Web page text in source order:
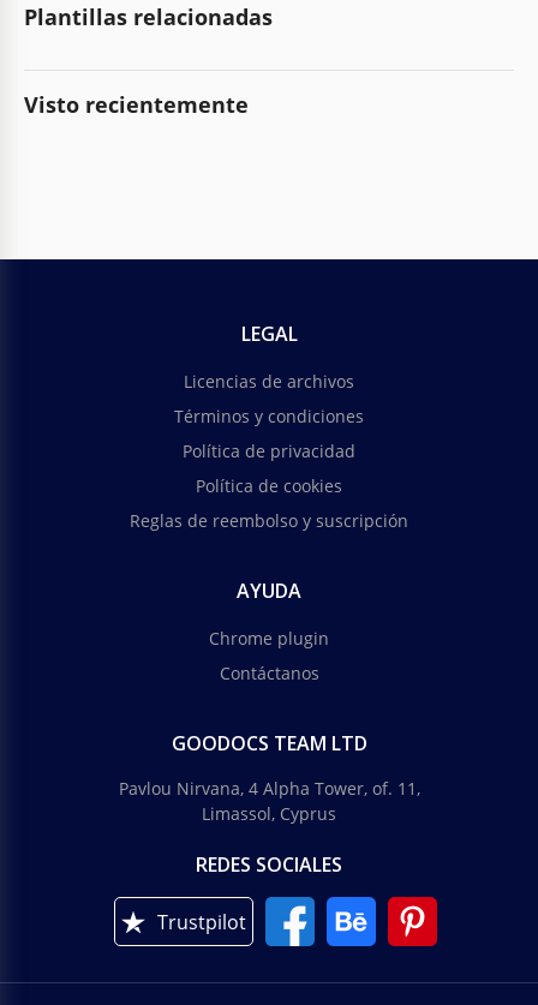
Plantillas relacionadas
Visto recientemente
LEGAL
Licencias de archivos
Términos y condiciones
Política de privacidad
Política de cookies
Reglas de reembolso y suscripción
AYUDA
Chrome plugin
Contáctanos
GOODOCS TEAM LTD
Pavlou Nirvana, 4 Alpha Tower, of. 11,
Limassol, Cyprus
REDES SOCIALES
Trustpilot